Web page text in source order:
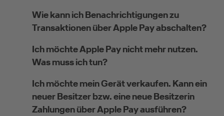
Wie kann ich Benachrichtigungen zu
Transaktionen über Apple Pay abschalten?
Ich möchte Apple Pay nicht mehr nutzen.
Was muss ich tun?
Ich möchte mein Gerät verkaufen. Kann ein
neuer Besitzer bzw. eine neue Besitzerin
Zahlungen über Apple Pay ausführen?